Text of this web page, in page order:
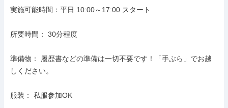
実施可能時間：平日 10:00～17:00 スタート
所要時間： 30分程度
準備物： 履歴書などの準備は一切不要です！「手ぶら」でお越
しください。
服装： 私服参加OK